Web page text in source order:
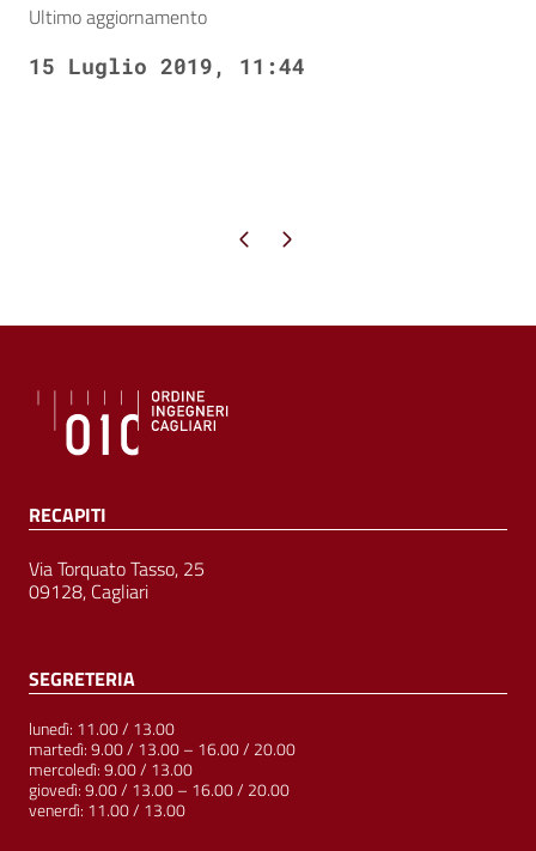
Ultimo aggiornamento
15 Luglio 2019, 11:44
Pagina precedente
Pagina successiva
RECAPITI
Via Torquato Tasso, 25
09128, Cagliari
SEGRETERIA
lunedì: 11.00 / 13.00
martedì: 9.00 / 13.00 – 16.00 / 20.00
mercoledì: 9.00 / 13.00
giovedì: 9.00 / 13.00 – 16.00 / 20.00
venerdì: 11.00 / 13.00